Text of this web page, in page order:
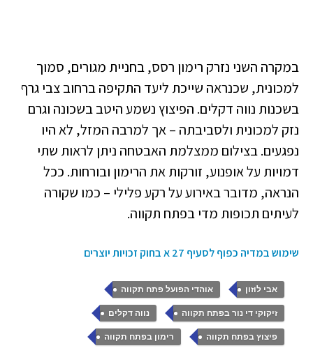
במקרה השני נזרק רימון רסס, בחניית מגורים, סמוך
למכונית, שכנראה שייכת ליעד התקיפה ברחוב צבי גרף
בשכנות נווה דקלים. הפיצוץ נשמע היטב בשכונה וגרם
נזק למכונית ולסביבתה – אך למרבה המזל, לא היו
נפגעים. בצילום ממצלמת האבטחה ניתן לראות שתי
דמויות על אופנוע, זורקות את הרימון ובורחות. ככל
הנראה, מדובר באירוע על רקע פלילי – כמו שקורה
לעיתים תכופות מדי בפתח תקווה.
שימוש במדיה כפוף לסעיף 27 א בחוק זכויות יוצרים
אבי לוזון , אוהדי הפועל פתח תקווה ,
זיקוקי די נור בפתח תקווה , נווה דקלים ,
פיצוץ בפתח תקווה , רימון בפתח תקווה